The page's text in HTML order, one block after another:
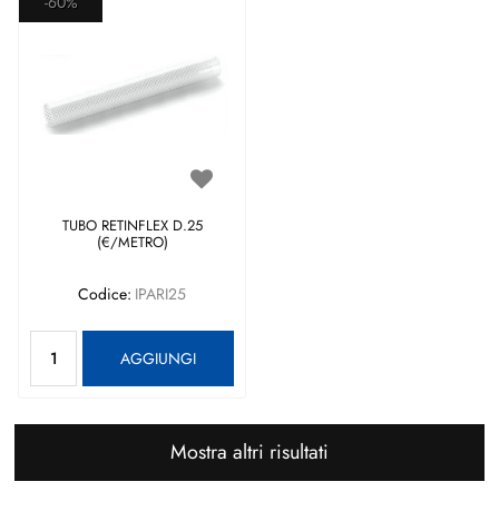
TUBO RETINFLEX D.25
(€/METRO)
Codice: IPARI25
AGGIUNGI
Mostra altri risultati